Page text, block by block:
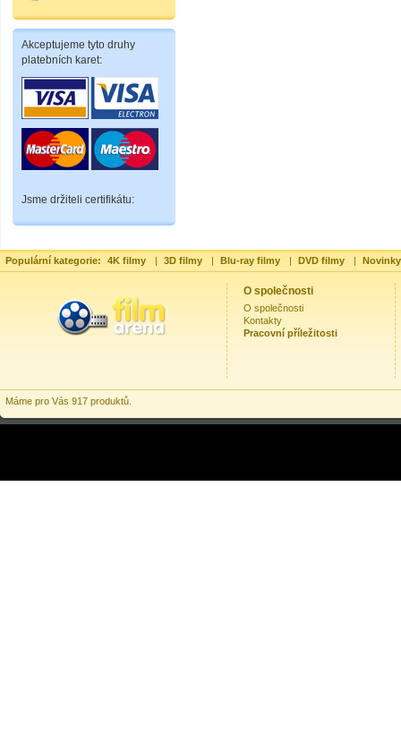
Akceptujeme tyto druhy
platebních karet:
Jsme držiteli certifikátu:
Populární kategorie: 4K filmy | 3D filmy | Blu-ray filmy | DVD filmy |
O společnosti
O společnosti
Kontakty
Pracovní příležitosti
Máme pro Vás 917 produktů.